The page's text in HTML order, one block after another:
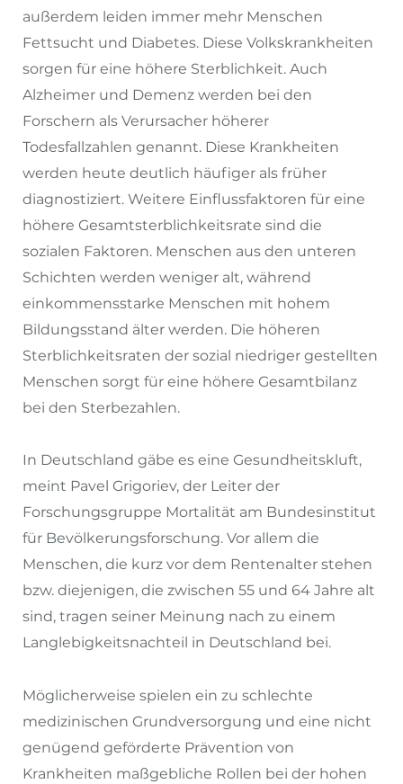
außerdem leiden immer mehr Menschen
Fettsucht und Diabetes. Diese Volkskrankheiten
sorgen für eine höhere Sterblichkeit. Auch
Alzheimer und Demenz werden bei den
Forschern als Verursacher höherer
Todesfallzahlen genannt. Diese Krankheiten
werden heute deutlich häufiger als früher
diagnostiziert. Weitere Einflussfaktoren für eine
höhere Gesamtsterblichkeitsrate sind die
sozialen Faktoren. Menschen aus den unteren
Schichten werden weniger alt, während
einkommensstarke Menschen mit hohem
Bildungsstand älter werden. Die höheren
Sterblichkeitsraten der sozial niedriger gestellten
Menschen sorgt für eine höhere Gesamtbilanz
bei den Sterbezahlen.
In Deutschland gäbe es eine Gesundheitskluft,
meint Pavel Grigoriev, der Leiter der
Forschungsgruppe Mortalität am Bundesinstitut
für Bevölkerungsforschung. Vor allem die
Menschen, die kurz vor dem Rentenalter stehen
bzw. diejenigen, die zwischen 55 und 64 Jahre alt
sind, tragen seiner Meinung nach zu einem
Langlebigkeitsnachteil in Deutschland bei.
Möglicherweise spielen ein zu schlechte
medizinischen Grundversorgung und eine nicht
genügend geförderte Prävention von
Krankheiten maßgebliche Rollen bei der hohen